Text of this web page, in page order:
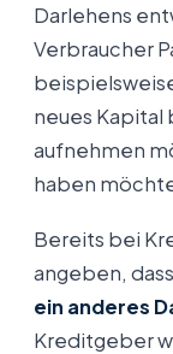
Darlehens
Verbraucher
neues
aufnehmen
haben
Bereits bei
angeben,
ein anderes
Kreditgeber